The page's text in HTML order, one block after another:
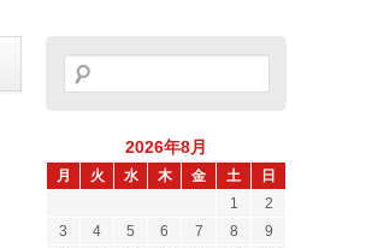
索:
2026年8月
月 火 水 木 金 土
日
1
2
3
4 5 6 7 8
9